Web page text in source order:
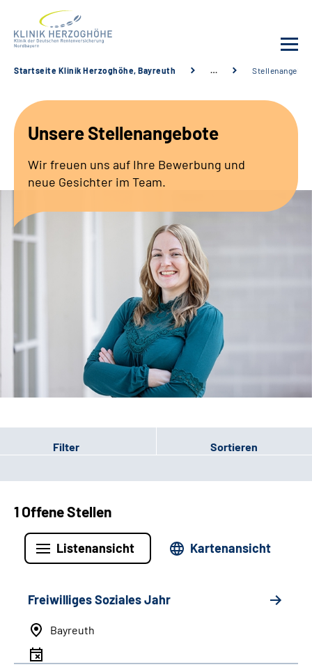
Leistungsangebot
Fachbereiche
Service
Leichte Sprache
Gebärdensprache
Patienten-Login
Startseite Klinik Herzoghöhe, Bayreuth …
Unsere Stellenangebote
Wir freuen uns auf Ihre Bewerbung und
neue Gesichter im Team.
Filter Sortieren
1 Offene Stellen
Listenansicht Kartenansicht
Freiwilliges Soziales Jahr
Bayreuth